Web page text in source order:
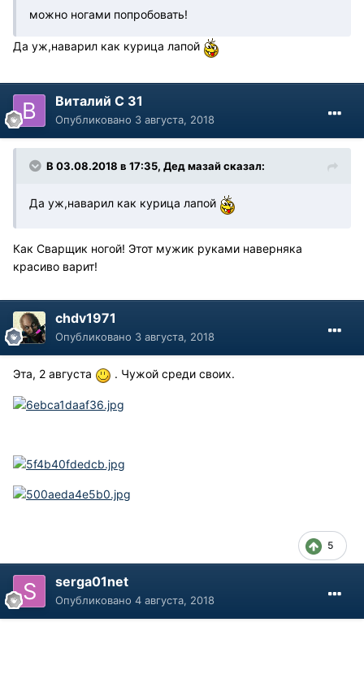
можно ногами попробовать!
Да уж,наварил как курица лапой
Виталий С 31
Опубликовано 3 августа, 2018
В 03.08.2018 в 17:35, Дед мазай сказал:
Да уж,наварил как курица лапой
Как Сварщик ногой! Этот мужик руками наверняка
красиво варит!
chdv1971
Опубликовано 3 августа, 2018
Эта, 2 августа . Чужой среди своих.
5
serga01net
Опубликовано 4 августа, 2018